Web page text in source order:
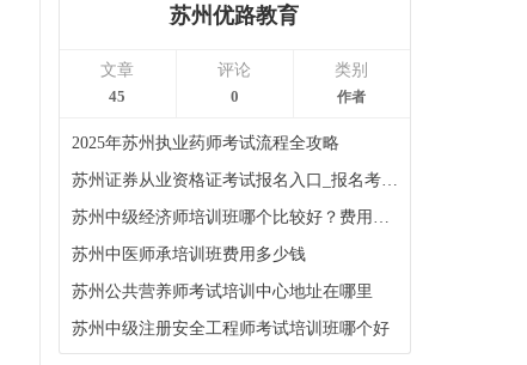
苏州优路教育
文章
45
评论
0
类别
作者
2025年苏州执业药师考试流程全攻略
苏州证券从业资格证考试报名入口_报名考试时间
苏州中级经济师培训班哪个比较好？费用多少钱？
苏州中医师承培训班费用多少钱
苏州公共营养师考试培训中心地址在哪里
苏州中级注册安全工程师考试培训班哪个好